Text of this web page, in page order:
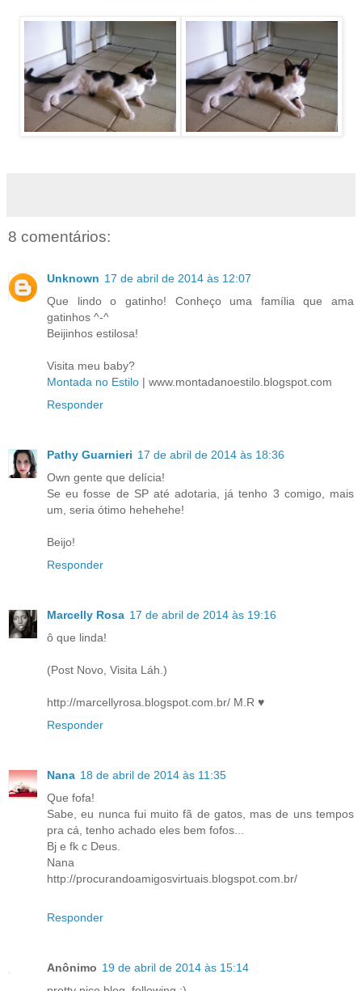
8 comentários:
Unknown 17 de abril de 2014 às 12:07
Que lindo o gatinho! Conheço uma família que ama
gatinhos ^-^
Beijinhos estilosa!
Visita meu baby?
Montada no Estilo | www.montadanoestilo.blogspot.com
Responder
Pathy Guarnieri 17 de abril de 2014 às 18:36
Own gente que delícia!
Se eu fosse de SP até adotaria, já tenho 3 comigo, mais
um, seria ótimo hehehehe!
Beijo!
Responder
Marcelly Rosa 17 de abril de 2014 às 19:16
ô que linda!
(Post Novo, Visita Láh.)
http://marcellyrosa.blogspot.com.br/ M.R ♥
Responder
Nana 18 de abril de 2014 às 11:35
Que fofa!
Sabe, eu nunca fui muito fã de gatos, mas de uns tempos
pra cá, tenho achado eles bem fofos...
Bj e fk c Deus.
Nana
http://procurandoamigosvirtuais.blogspot.com.br/
Responder
Anônimo 19 de abril de 2014 às 15:14